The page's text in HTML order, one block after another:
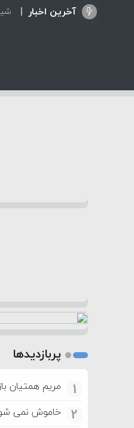
آخرین اخبار
پربازدیدها
1 مریم همتیان
2 خاموش نمی